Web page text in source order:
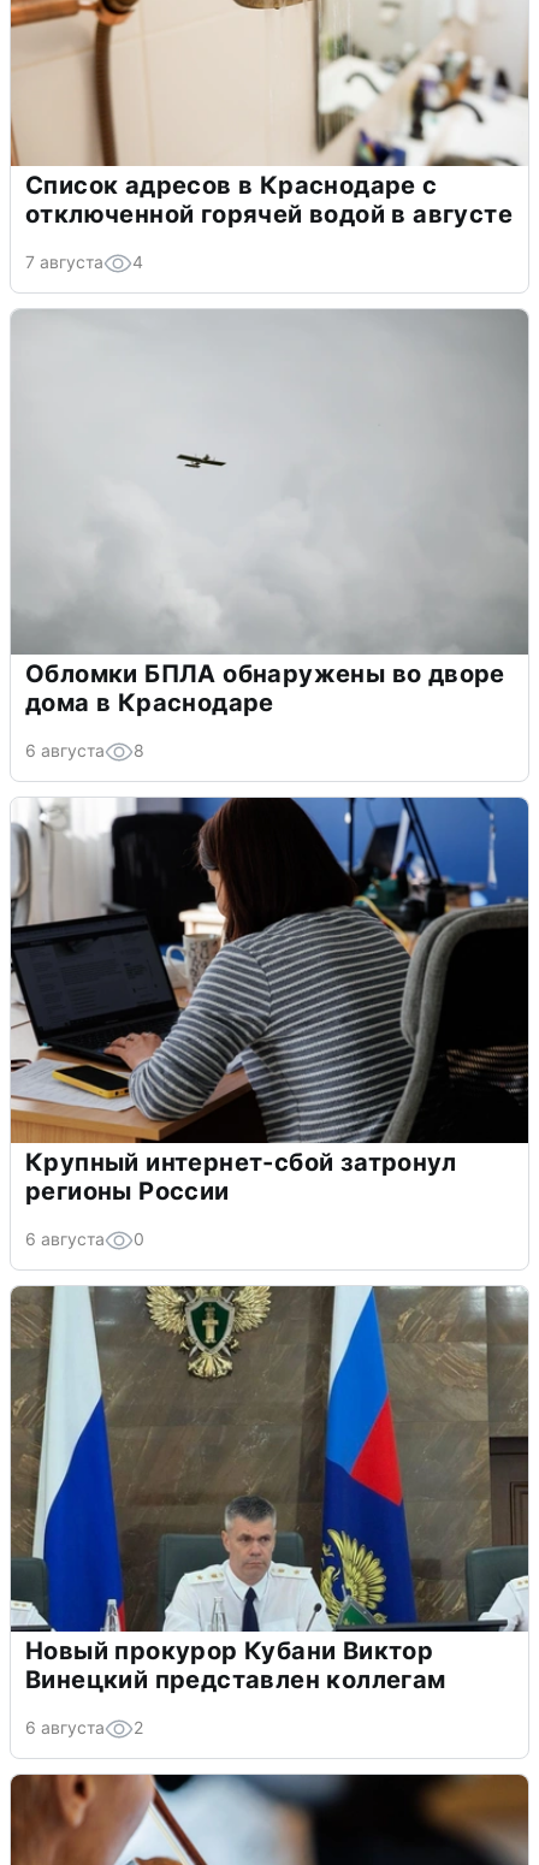
Список адресов в Краснодаре с
отключенной горячей водой в августе
7 августа 4
Обломки БПЛА обнаружены во дворе
дома в Краснодаре
6 августа 8
Крупный интернет-сбой затронул
регионы России
6 августа 0
Новый прокурор Кубани Виктор
Винецкий представлен коллегам
6 августа 2